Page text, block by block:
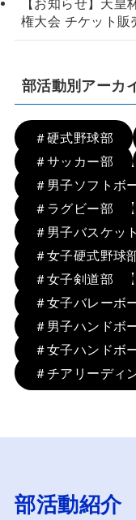
【お知らせ】天
権大会 チケット販
部活動別アーカ
＃硬式野球部
＃サッカー部
＃男子ソフトボ
＃ラグビー部
＃男子バスケッ
＃女子硬式野球
＃女子剣道部
＃女子バレーボ
＃男子ハンドボ
＃女子ハンドボ
＃チアリーディ
部活動紹介